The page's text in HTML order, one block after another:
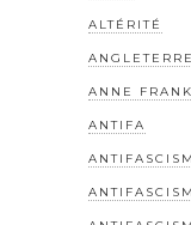
ALTÉRITÉ
ANGLETERRE
ANNE FRANK
ANTIFA